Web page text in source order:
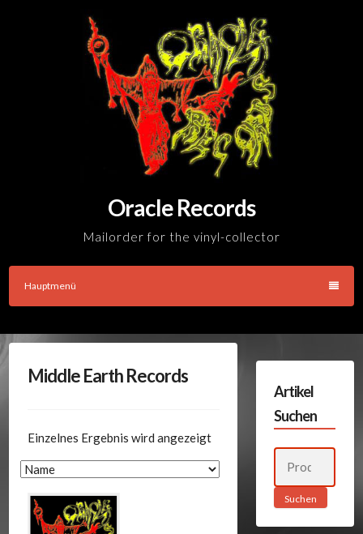
Oracle Records
Mailorder for the vinyl-collector
Hauptmenü
Middle Earth Records
Einzelnes Ergebnis wird angezeigt
Artikel
Suchen
Suchen